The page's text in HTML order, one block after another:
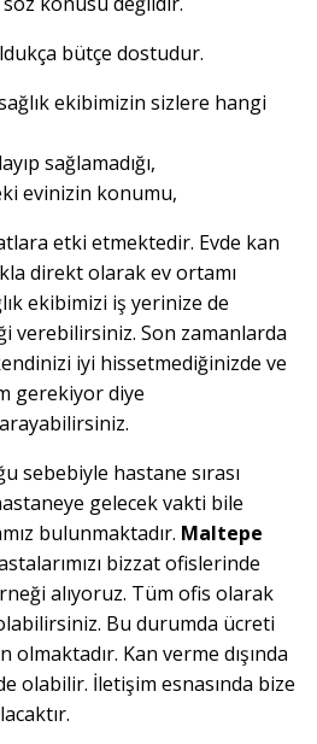
bütçe dostudur.
ekibimizin sizlere hangi
sağlamadığı,
evinizin konumu,
etki etmektedir. Evde kan
direkt olarak ev ortamı
ekibimizi iş yerinize de
verebilirsiniz. Son zamanlarda
iyi hissetmediğinizde ve
gerekiyor diye
sebebiyle hastane sırası
gelecek vakti bile
bulunmaktadır. Maltepe
bizzat ofislerinde
alıyoruz. Tüm ofis olarak
Bu durumda ücreti
Kan verme dışında
olabilir. İletişim esnasında bize